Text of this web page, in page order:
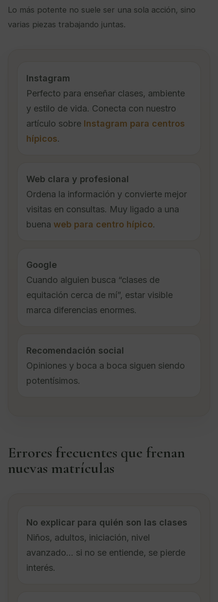
Lo más potente no suele ser una sola acción, sino
varias piezas trabajando juntas.
Instagram
Perfecto para enseñar clases, ambiente
y estilo de vida. Conecta con nuestro
artículo sobre Instagram para centros
hípicos.
Web clara y profesional
Ordena la información y convierte mejor
visitas en consultas. Muy ligado a una
buena web para centro hípico.
Google
Cuando alguien busca “clases de
equitación cerca de mí”, estar visible
marca diferencias enormes.
Recomendación social
Opiniones y boca a boca siguen siendo
potentísimos.
Errores frecuentes que frenan
nuevas matrículas
No explicar para quién son las clases
Niños, adultos, iniciación, nivel
avanzado… si no se entiende, se pierde
interés.